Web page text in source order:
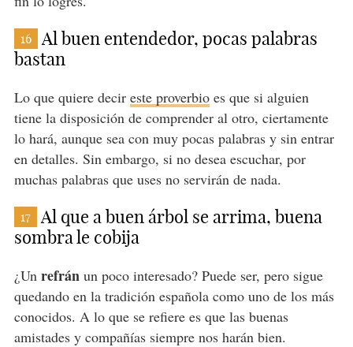
16
Al buen entendedor, pocas palabras
bastan
Lo que quiere decir este proverbioes que si alguien
tiene la disposición de comprender al otro, ciertamente
lo hará, aunque sea con muy pocas palabras y sin entrar
en detalles. Sin embargo, si no desea escuchar, por
muchas palabras que uses no servirán de nada.
17
Al que a buen árbol se arrima, buena
sombra le cobija
¿Un refrán un poco interesado? Puede ser, pero sigue
quedando en la tradición española como uno de los más
conocidos. A lo que se refiere es que las buenas
amistades y compañías siempre nos harán bien.